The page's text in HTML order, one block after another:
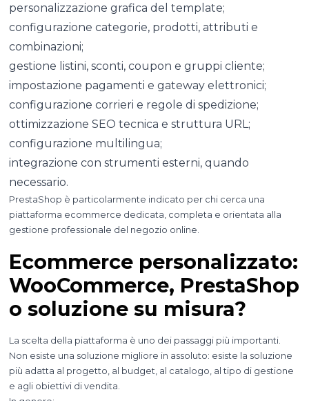
personalizzazione grafica del template;
configurazione categorie, prodotti, attributi e
combinazioni;
gestione listini, sconti, coupon e gruppi cliente;
impostazione pagamenti e gateway elettronici;
configurazione corrieri e regole di spedizione;
ottimizzazione SEO tecnica e struttura URL;
configurazione multilingua;
integrazione con strumenti esterni, quando
necessario.
PrestaShop è particolarmente indicato per chi cerca una
piattaforma ecommerce dedicata, completa e orientata alla
gestione professionale del negozio online.
Ecommerce personalizzato:
WooCommerce, PrestaShop
o soluzione su misura?
La scelta della piattaforma è uno dei passaggi più importanti.
Non esiste una soluzione migliore in assoluto: esiste la soluzione
più adatta al progetto, al budget, al catalogo, al tipo di gestione
e agli obiettivi di vendita.